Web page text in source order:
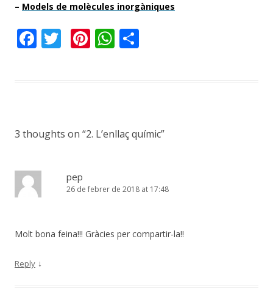
– Models de molècules inorgàniques
F
o
T Pi W
p te
3 thoughts on “2. L’enllaç químic”
pep
26 de febrer de 2018 at 17:48
Molt bona feina!!! Gràcies per compartir-la!!
Reply ↓